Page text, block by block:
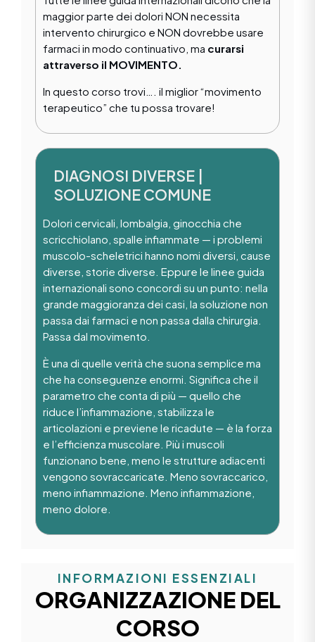
maggior parte dei dolori NON necessita
intervento chirurgico e NON dovrebbe usare
farmaci in modo continuativo, ma curarsi
attraverso il MOVIMENTO.
In questo corso trovi…. il miglior “movimento
terapeutico” che tu possa trovare!
DIAGNOSI DIVERSE |
SOLUZIONE COMUNE
Dolori cervicali, lombalgia, ginocchia che
scricchiolano, spalle infiammate — i problemi
muscolo-scheletrici hanno nomi diversi, cause
diverse, storie diverse. Eppure le linee guida
internazionali sono concordi su un punto: nella
grande maggioranza dei casi, la soluzione non
passa dai farmaci e non passa dalla chirurgia.
Passa dal movimento.
È una di quelle verità che suona semplice ma
che ha conseguenze enormi. Significa che il
parametro che conta di più — quello che
riduce l’infiammazione, stabilizza le
articolazioni e previene le ricadute — è la forza
e l’efficienza muscolare. Più i muscoli
funzionano bene, meno le strutture adiacenti
vengono sovraccaricate. Meno sovraccarico,
meno infiammazione. Meno infiammazione,
meno dolore.
INFORMAZIONI ESSENZIALI
ORGANIZZAZIONE DEL
CORSO